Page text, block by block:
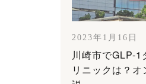
2023年1月16日
川崎市でGLP-1
リニックは？